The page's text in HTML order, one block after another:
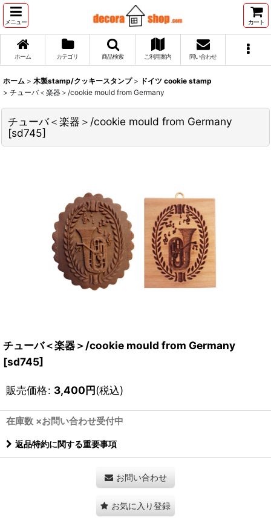
メニュー カート
ホーム カテゴリ 商品検索 ご利用案内 問い合わせ
ホーム > 木製stamp/クッキースタンプ > ドイツ cookie stamp
> チューバ＜楽器＞/cookie mould from Germany
チューバ＜楽器＞/cookie mould from Germany
[sd745]
チューバ＜楽器＞/cookie mould from Germany
[sd745]
販売価格: 3,400円(税込)
在庫数 ×お問い合わせ受付中
返品特約に関する重要事項
お問い合わせ
お気に入り登録